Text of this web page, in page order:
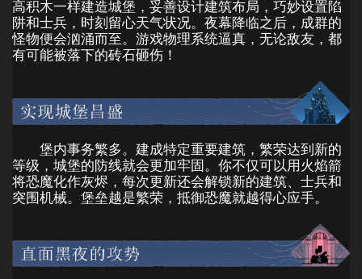
高积木一样建造城堡，妥善设计建筑布局，巧妙设置陷
阱和士兵，时刻留心天气状况。夜幕降临之后，成群的
怪物便会汹涌而至。游戏物理系统逼真，无论敌友，都
有可能被落下的砖石砸伤！
堡内事务繁多。建成特定重要建筑，繁荣达到新的
等级，城堡的防线就会更加牢固。你不仅可以用火焰箭
将恐魔化作灰烬，每次更新还会解锁新的建筑、士兵和
突围机械。堡垒越是繁荣，抵御恐魔就越得心应手。